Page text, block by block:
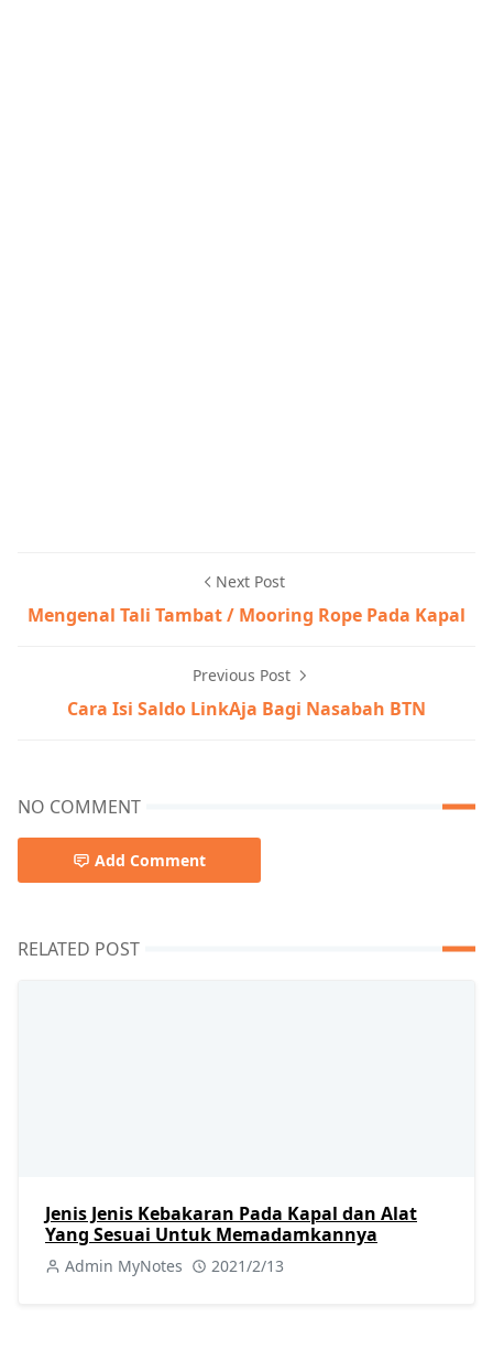
Next Post
Mengenal Tali Tambat / Mooring Rope Pada Kapal
Previous Post
Cara Isi Saldo LinkAja Bagi Nasabah BTN
NO COMMENT
Add Comment
RELATED POST
Jenis Jenis Kebakaran Pada Kapal dan Alat
Yang Sesuai Untuk Memadamkannya
Admin MyNotes 2021/2/13